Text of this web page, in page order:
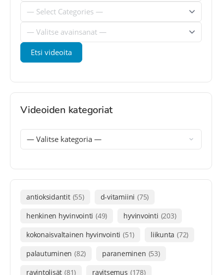
Videoiden kategoriat
antioksidantit (55) d-vitamiini (75)
henkinen hyvinvointi (49) hyvinvointi (203)
kokonaisvaltainen hyvinvointi (51) liikunta (72)
palautuminen (82) paraneminen (53)
ravintolisät (81) ravitsemus (178)